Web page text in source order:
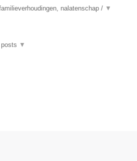
nalatenschap / ▼
▼